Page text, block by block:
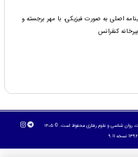
اصلی به صورت فیزیکی، با مهر برجسته و
کنفرانس
روان شناسی و علوم رفتاری محفوظ است. © ۱۴۰۵